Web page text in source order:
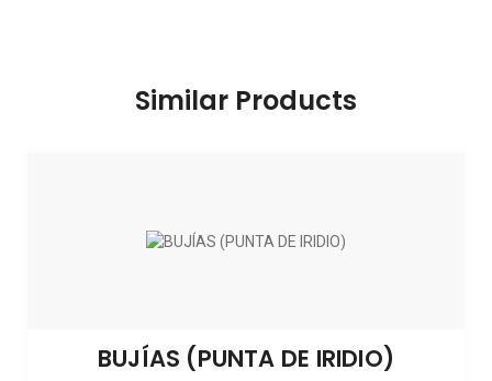
Similar Products
BUJÍAS (PUNTA DE IRIDIO)